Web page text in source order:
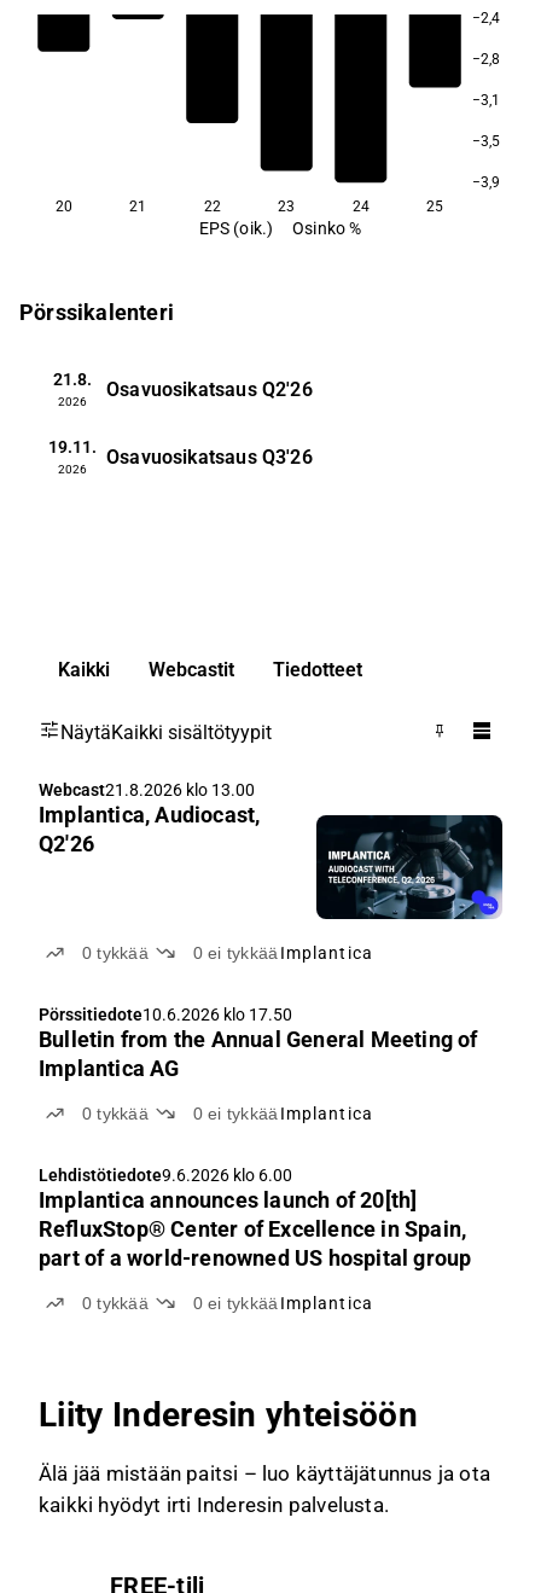
−2,4
−2,8
−3,1
−3,5
−3,9
20
21 22 23 24 25
EPS (oik.) Osinko %
Pörssikalenteri
21.8.
2026
Osavuosikatsaus Q2'26
19.11.
2026
Osavuosikatsaus Q3'26
Kaikki Webcastit Tiedotteet
NäytäKaikki sisältötyypit
Webcast21.8.2026 klo 13.00
Implantica, Audiocast,
Q2'26
0tykkää 0ei tykkää Implantica
Pörssitiedote10.6.2026 klo 17.50
Bulletin from the Annual General Meeting of
Implantica AG
0tykkää 0ei tykkää Implantica
Lehdistötiedote9.6.2026 klo 6.00
Implantica announces launch of 20[th]
RefluxStop® Center of Excellence in Spain,
part of a world-renowned US hospital group
0tykkää 0ei tykkää Implantica
Liity Inderesin yhteisöön
Älä jää mistään paitsi – luo käyttäjätunnus ja ota
kaikki hyödyt irti Inderesin palvelusta.
FREE-tili